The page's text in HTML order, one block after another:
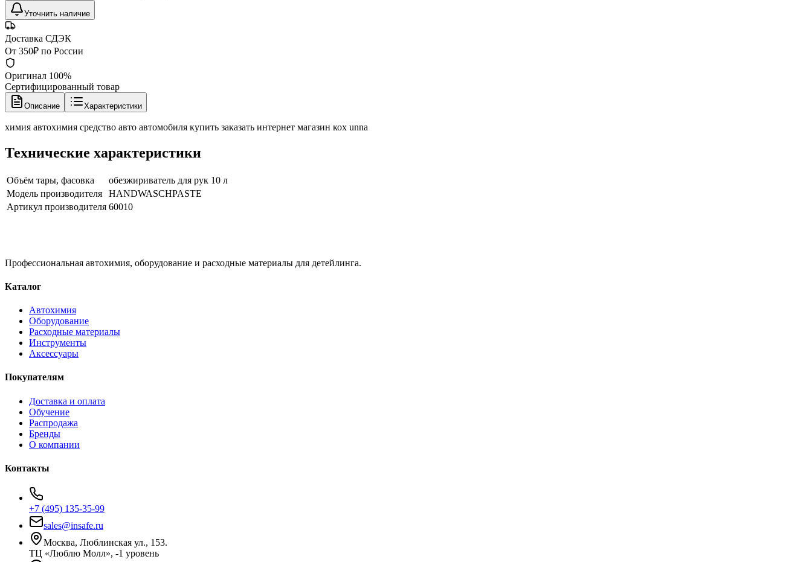
Уточнить наличие
Доставка СДЭК
От 350₽ по России
Оригинал 100%
Сертифицированный товар
Описание Характеристики
химия автохимия средство авто автомобиля купить заказать интернет магазин кох unna
Технические характеристики
Объём тары, фасовка
обезжириватель для рук 10 л
Модель производителя
HANDWASCHPASTE
Артикул производителя 60010
Профессиональная автохимия, оборудование и расходные материалы для детейлинга.
Каталог
Автохимия
Оборудование
Расходные материалы
Инструменты
Аксессуары
Покупателям
Доставка и оплата
Обучение
Распродажа
Бренды
О компании
Контакты
+7 (495) 135-35-99
sales@insafe.ru
Москва, Люблинская ул., 153.
ТЦ «Люблю Молл», -1 уровень